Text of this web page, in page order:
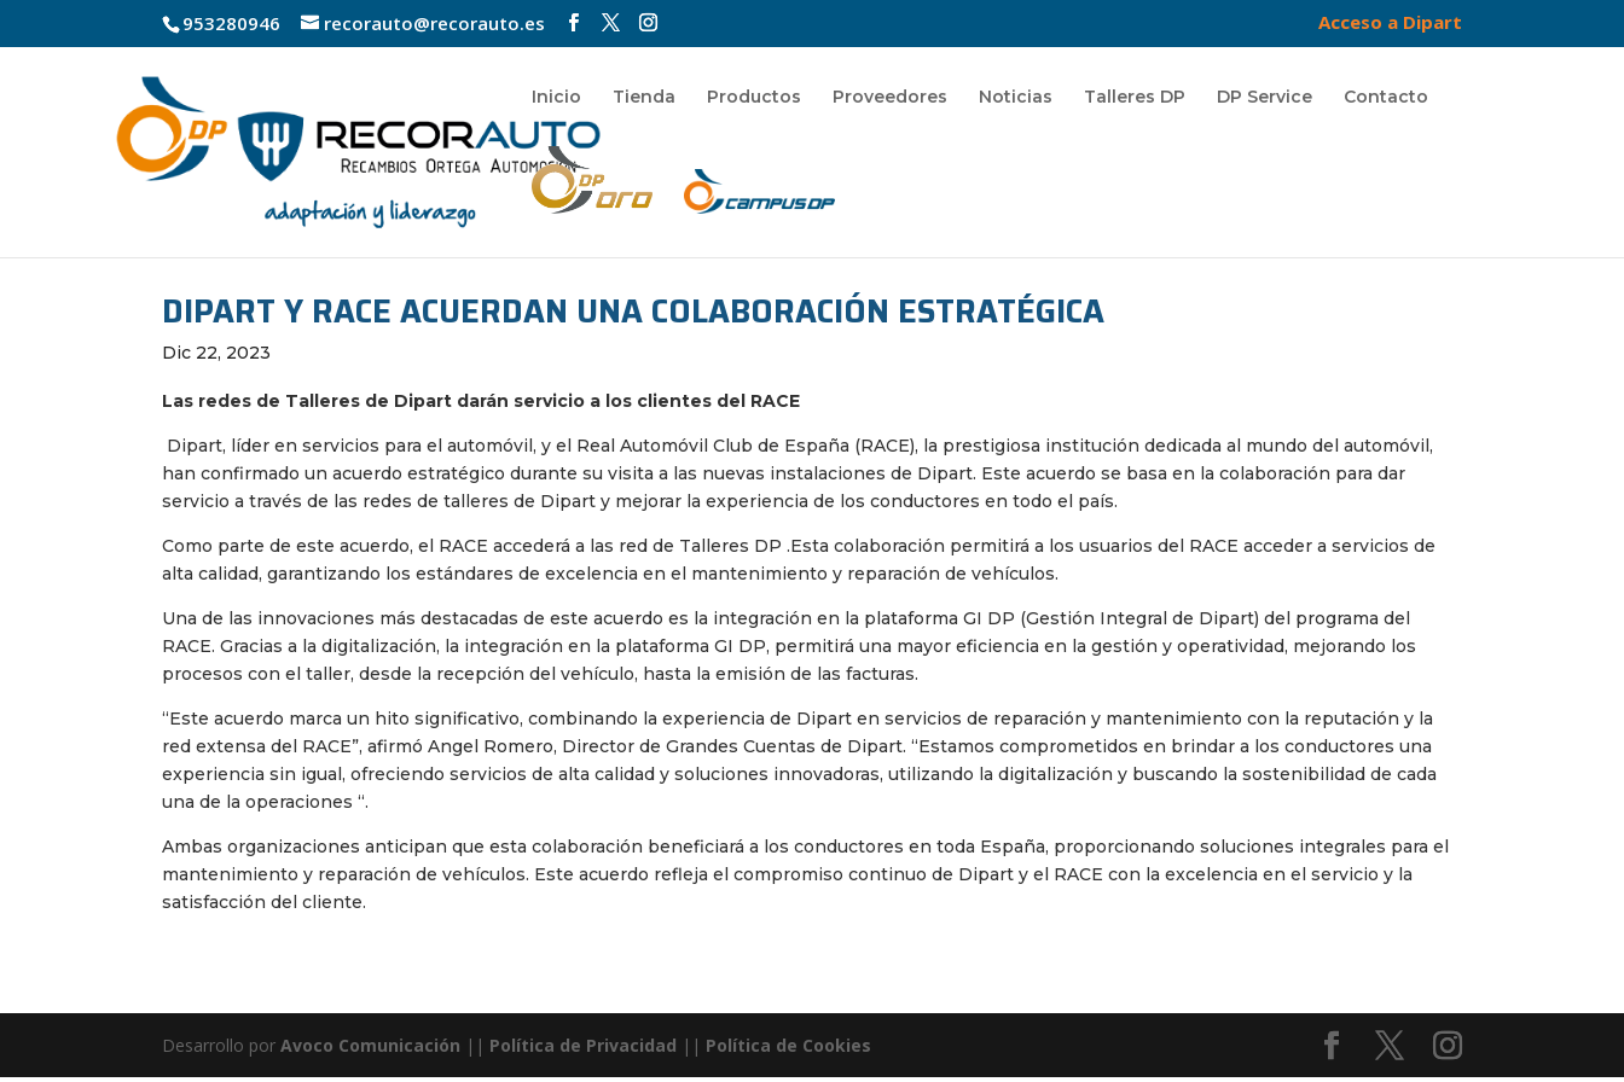
953280946 recorauto@recorauto.es Acceso a Dipart
Inicio Tienda Productos Proveedores Noticias Talleres DP DP Service Contacto
DIPART Y RACE ACUERDAN UNA COLABORACIÓN ESTRATÉGICA
Dic 22, 2023
Las redes de Talleres de Dipart darán servicio a los clientes del RACE
Dipart, líder en servicios para el automóvil, y el Real Automóvil Club de España (RACE), la prestigiosa institución dedicada al mundo del automóvil,
han confirmado un acuerdo estratégico durante su visita a las nuevas instalaciones de Dipart. Este acuerdo se basa en la colaboración para dar
servicio a través de las redes de talleres de Dipart y mejorar la experiencia de los conductores en todo el país.
Como parte de este acuerdo, el RACE accederá a las red de Talleres DP .Esta colaboración permitirá a los usuarios del RACE acceder a servicios de
alta calidad, garantizando los estándares de excelencia en el mantenimiento y reparación de vehículos.
Una de las innovaciones más destacadas de este acuerdo es la integración en la plataforma GI DP (Gestión Integral de Dipart) del programa del
RACE. Gracias a la digitalización, la integración en la plataforma GI DP, permitirá una mayor eficiencia en la gestión y operatividad, mejorando los
procesos con el taller, desde la recepción del vehículo, hasta la emisión de las facturas.
“Este acuerdo marca un hito significativo, combinando la experiencia de Dipart en servicios de reparación y mantenimiento con la reputación y la
red extensa del RACE”, afirmó Angel Romero, Director de Grandes Cuentas de Dipart. “Estamos comprometidos en brindar a los conductores una
experiencia sin igual, ofreciendo servicios de alta calidad y soluciones innovadoras, utilizando la digitalización y buscando la sostenibilidad de cada
una de la operaciones “.
Ambas organizaciones anticipan que esta colaboración beneficiará a los conductores en toda España, proporcionando soluciones integrales para el
mantenimiento y reparación de vehículos. Este acuerdo refleja el compromiso continuo de Dipart y el RACE con la excelencia en el servicio y la
satisfacción del cliente.
Desarrollo por Avoco Comunicación || Política de Privacidad || Política de Cookies